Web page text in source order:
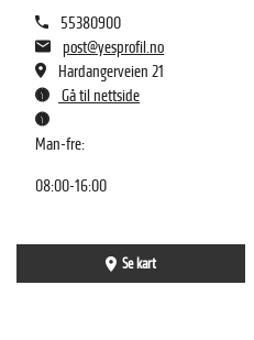
55380900
post@yesprofil.no
Hardangerveien 21
Gå til nettside
Man-fre:
08:00-16:00
Se kart